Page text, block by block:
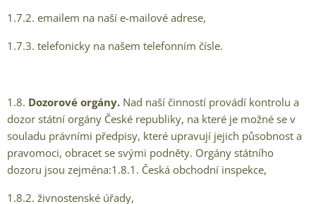
1.7.2. emailem na naší e-mailové adrese,
1.7.3. telefonicky na našem telefonním čísle.
1.8. Dozorové orgány. Nad naší činností provádí kontrolu a
dozor státní orgány České republiky, na které je možné se v
souladu právními předpisy, které upravují jejich působnost a
pravomoci, obracet se svými podněty. Orgány státního
dozoru jsou zejména:1.8.1. Česká obchodní inspekce,
1.8.2. živnostenské úřady,